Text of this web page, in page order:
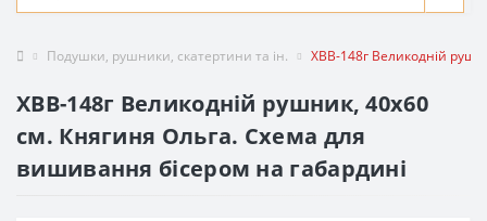
Подушки, рушники, скатертини та ін. ХВВ-148г Великодній
ХВВ-148г Великодній рушник, 40х60
см. Княгиня Ольга. Схема для
вишивання бісером на габардині